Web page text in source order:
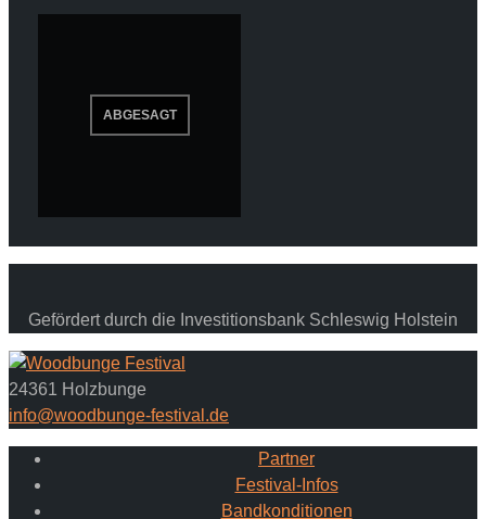
Gefördert durch die Investitionsbank Schleswig Holstein
24361 Holzbunge
info@woodbunge-festival.de
Partner
Festival-Infos
Bandkonditionen